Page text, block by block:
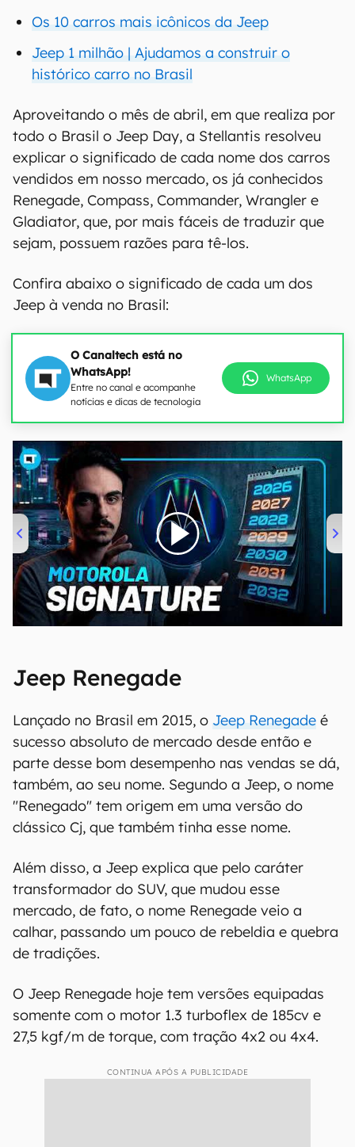
Os 10 carros mais icônicos da Jeep
Jeep 1 milhão | Ajudamos a construir o
histórico carro no Brasil
Aproveitando o mês de abril, em que realiza por
todo o Brasil o Jeep Day, a Stellantis resolveu
explicar o significado de cada nome dos carros
vendidos em nosso mercado, os já conhecidos
Renegade, Compass, Commander, Wrangler e
Gladiator, que, por mais fáceis de traduzir que
sejam, possuem razões para tê-los.
Confira abaixo o significado de cada um dos
Jeep à venda no Brasil:
O Canaltech está no
WhatsApp!
Entre no canal e acompanhe
notícias e dicas de tecnologia
WhatsApp
00:00/20:46
Jeep Renegade
Lançado no Brasil em 2015, o Jeep Renegade é
sucesso absoluto de mercado desde então e
parte desse bom desempenho nas vendas se dá,
também, ao seu nome. Segundo a Jeep, o nome
"Renegado" tem origem em uma versão do
clássico Cj, que também tinha esse nome.
Além disso, a Jeep explica que pelo caráter
transformador do SUV, que mudou esse
mercado, de fato, o nome Renegade veio a
calhar, passando um pouco de rebeldia e quebra
de tradições.
O Jeep Renegade hoje tem versões equipadas
somente com o motor 1.3 turboflex de 185cv e
27,5 kgf/m de torque, com tração 4x2 ou 4x4.
CONTINUA APÓS A PUBLICIDADE